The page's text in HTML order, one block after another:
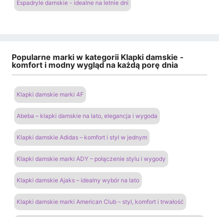
Espadryle damskie - idealne na letnie dni
Popularne marki w kategorii Klapki damskie -
komfort i modny wygląd na każdą porę dnia
Klapki damskie marki 4F
Abeba – klapki damskie na lato, elegancja i wygoda
Klapki damskie Adidas – komfort i styl w jednym
Klapki damskie marki ADY – połączenie stylu i wygody
Klapki damskie Ajaks – idealny wybór na lato
Klapki damskie marki American Club – styl, komfort i trwałość